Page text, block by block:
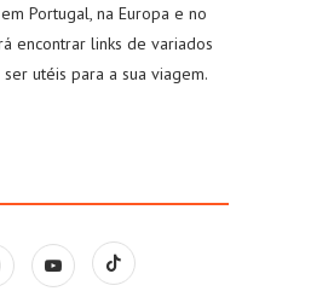
Portugal, na Europa e no
encontrar links de variados
utéis para a sua viagem.